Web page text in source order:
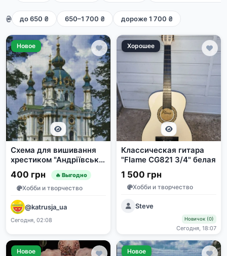
до 650 ₴ 650–1 700 ₴ дороже 1 700 ₴
Новое
Схема для вишивання
хрестиком "Андріївська
церква"
400 грн 🔥 Выгодно
Хобби и творчество
@katrusja_ua
Сегодня, 02:08
Хорошее
Классическая гитара
"Flame CG821 3/4" белая
1 500 грн
Хобби и творчество
Steve
Новичок (0)
Сегодня, 18:07
Новое Новое